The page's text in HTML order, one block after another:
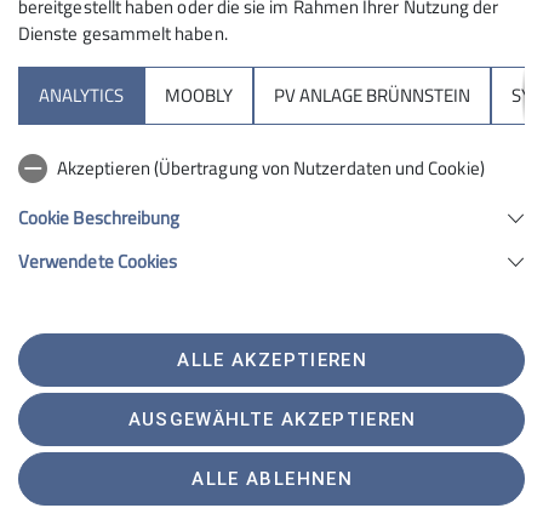
Sektion
Hochrieshütte
Sektion Rosenheim des Deutschen Alpenvereins e.V.
Telefon +4980312716030
Datenschutz-Einstellungen
Datenschutz
Impressum
Erklärung zur Barrierefreiheit
bereitgestellt haben oder die sie im Rahmen Ihrer Nutzung der
Dienste gesammelt haben.
ANALYTICS MOOBLY PV ANLAGE BRÜNNSTEIN
Akzeptieren (Übertragung von Nutzerdaten und Cookie)
Cookie Beschreibung
Verwendete Cookies
ALLE AKZEPTIEREN
AUSGEWÄHLTE AKZEPTIEREN
ALLE ABLEHNEN